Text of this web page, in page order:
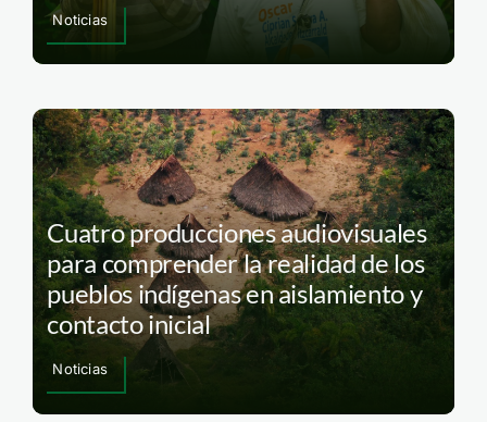
Noticias
Cuatro producciones audiovisuales
para comprender la realidad de los
pueblos indígenas en aislamiento y
contacto inicial
Noticias